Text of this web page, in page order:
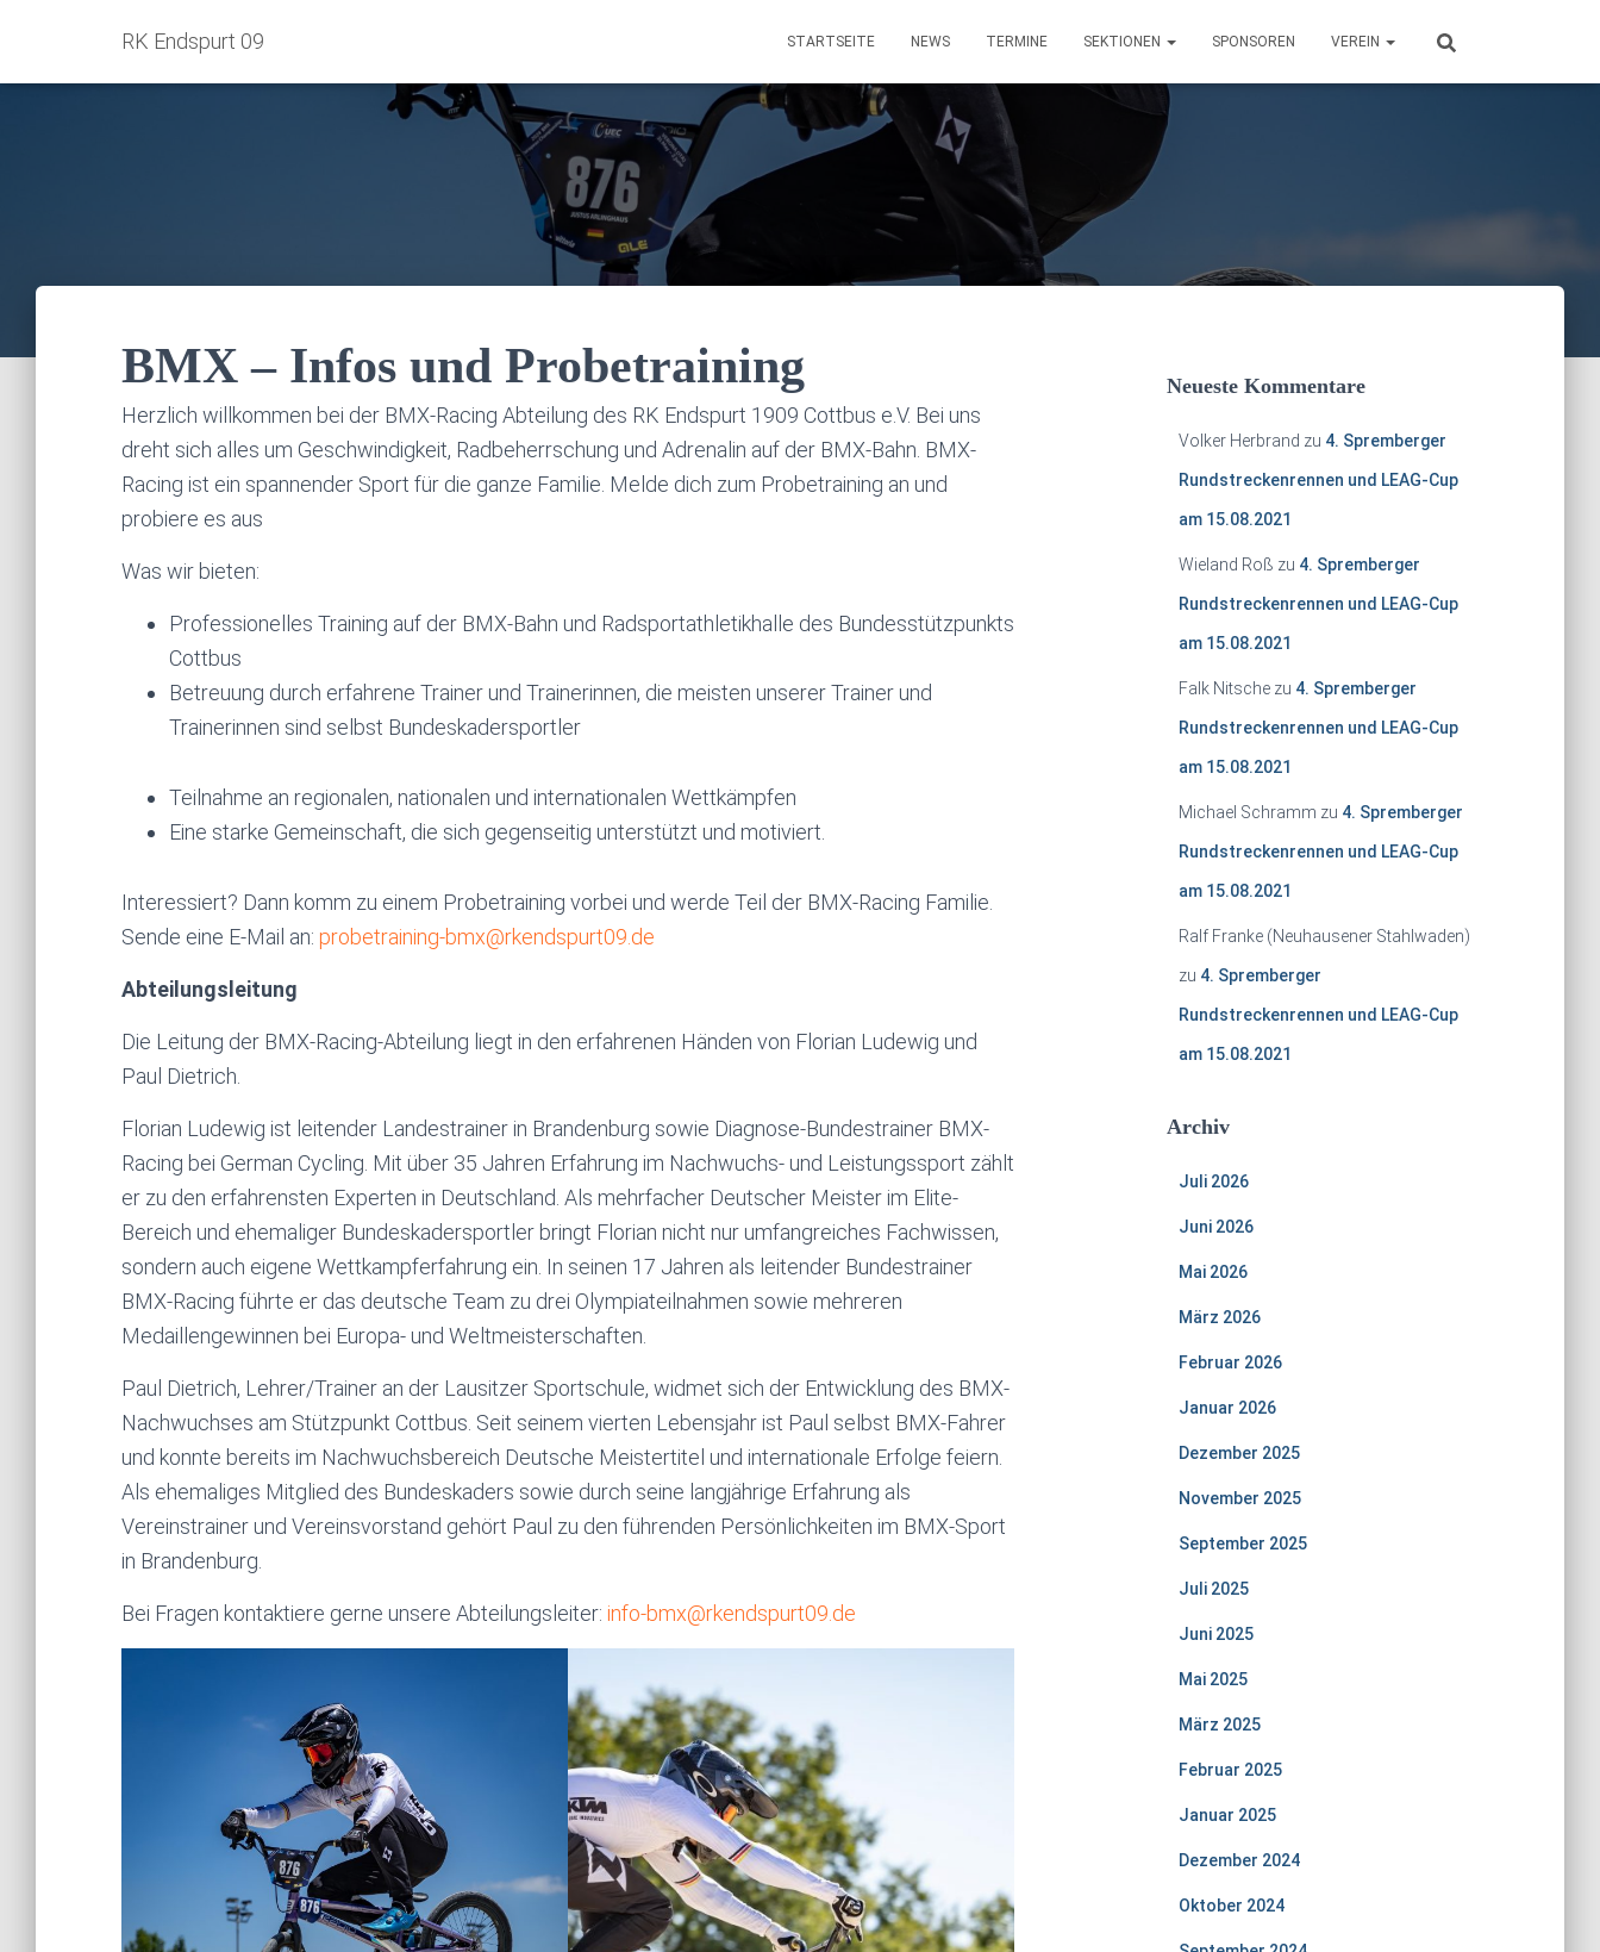
RK Endspurt 09 STARTSEITE NEWS TERMINE SEKTIONEN SPONSOREN VEREIN
BMX – Infos und Probetraining
Herzlich willkommen bei der BMX-Racing Abteilung des RK Endspurt 1909 Cottbus e.V. Bei uns
dreht sich alles um Geschwindigkeit, Radbeherrschung und Adrenalin auf der BMX-Bahn. BMX-
Racing ist ein spannender Sport für die ganze Familie. Melde dich zum Probetraining an und
probiere es aus
Was wir bieten:
Professionelles Training auf der BMX-Bahn und Radsportathletikhalle des Bundesstützpunkts
Cottbus
Betreuung durch erfahrene Trainer und Trainerinnen, die meisten unserer Trainer und
Trainerinnen sind selbst Bundeskadersportler
Teilnahme an regionalen, nationalen und internationalen Wettkämpfen
Eine starke Gemeinschaft, die sich gegenseitig unterstützt und motiviert.
Interessiert? Dann komm zu einem Probetraining vorbei und werde Teil der BMX-Racing Familie.
Sende eine E-Mail an: probetraining-bmx@rkendspurt09.de
Abteilungsleitung
Die Leitung der BMX-Racing-Abteilung liegt in den erfahrenen Händen von Florian Ludewig und
Paul Dietrich.
Florian Ludewig ist leitender Landestrainer in Brandenburg sowie Diagnose-Bundestrainer BMX-
Racing bei German Cycling. Mit über 35 Jahren Erfahrung im Nachwuchs- und Leistungssport zählt
er zu den erfahrensten Experten in Deutschland. Als mehrfacher Deutscher Meister im Elite-
Bereich und ehemaliger Bundeskadersportler bringt Florian nicht nur umfangreiches Fachwissen,
sondern auch eigene Wettkampferfahrung ein. In seinen 17 Jahren als leitender Bundestrainer
BMX-Racing führte er das deutsche Team zu drei Olympiateilnahmen sowie mehreren
Medaillengewinnen bei Europa- und Weltmeisterschaften.
Paul Dietrich, Lehrer/Trainer an der Lausitzer Sportschule, widmet sich der Entwicklung des BMX-
Nachwuchses am Stützpunkt Cottbus. Seit seinem vierten Lebensjahr ist Paul selbst BMX-Fahrer
und konnte bereits im Nachwuchsbereich Deutsche Meistertitel und internationale Erfolge feiern.
Als ehemaliges Mitglied des Bundeskaders sowie durch seine langjährige Erfahrung als
Vereinstrainer und Vereinsvorstand gehört Paul zu den führenden Persönlichkeiten im BMX-Sport
in Brandenburg.
Bei Fragen kontaktiere gerne unsere Abteilungsleiter: info-bmx@rkendspurt09.de
Neueste Kommentare
Volker Herbrand zu 4. Spremberger
Rundstreckenrennen und LEAG-Cup
am 15.08.2021
Wieland Roß zu 4. Spremberger
Rundstreckenrennen und LEAG-Cup
am 15.08.2021
Falk Nitschezu 4. Spremberger
Rundstreckenrennen und LEAG-Cup
am 15.08.2021
Michael Schramm zu 4. Spremberger
Rundstreckenrennen und LEAG-Cup
am 15.08.2021
Ralf Franke (Neuhausener Stahlwaden)
zu 4. Spremberger
Rundstreckenrennen und LEAG-Cup
am 15.08.2021
Archiv
Juli 2026
Juni 2026
Mai 2026
März 2026
Februar 2026
Januar 2026
Dezember 2025
November 2025
September 2025
Juli 2025
Juni 2025
Mai 2025
März 2025
Februar 2025
Januar 2025
Dezember 2024
Oktober 2024